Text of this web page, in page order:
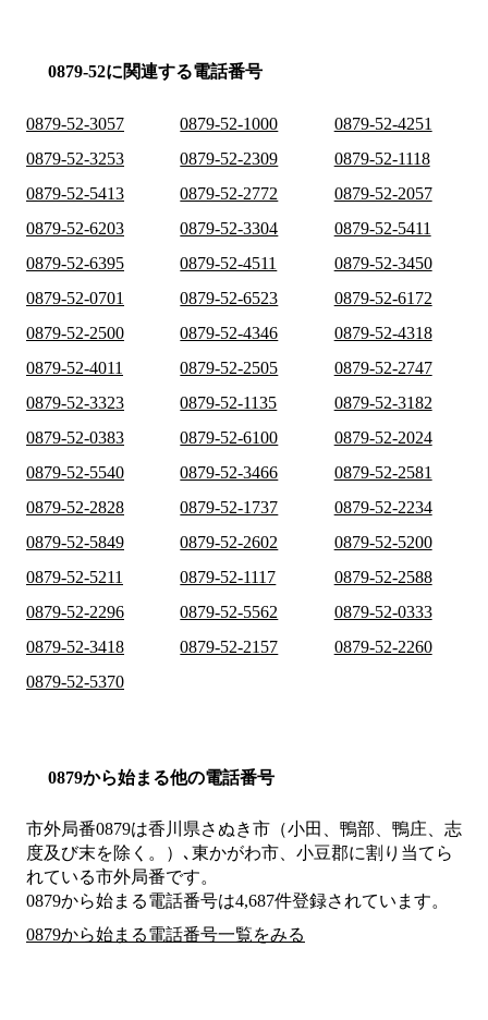
0879-52に関連する電話番号
0879-52-3057 0879-52-1000
0879-52-4251
0879-52-3253
0879-52-2309
0879-52-1118
0879-52-5413
0879-52-2772
0879-52-2057
0879-52-6203
0879-52-3304
0879-52-5411
0879-52-6395
0879-52-4511
0879-52-3450
0879-52-0701
0879-52-6523
0879-52-6172
0879-52-2500
0879-52-4346
0879-52-4318
0879-52-4011
0879-52-2505
0879-52-2747
0879-52-3323
0879-52-1135
0879-52-3182
0879-52-0383
0879-52-6100
0879-52-2024
0879-52-5540
0879-52-3466
0879-52-2581
0879-52-2828
0879-52-1737
0879-52-2234
0879-52-5849
0879-52-2602
0879-52-5200
0879-52-5211
0879-52-1117
0879-52-2588
0879-52-2296
0879-52-5562
0879-52-0333
0879-52-3418
0879-52-2157
0879-52-2260
0879-52-5370
0879から始まる他の電話番号
市外局番0879は香川県さぬき市（小田、鴨部、鴨庄、志
度及び末を除く。）､東かがわ市、小豆郡に割り当てら
れている市外局番です。
0879から始まる電話番号は4,687件登録されています。
0879から始まる電話番号一覧をみる